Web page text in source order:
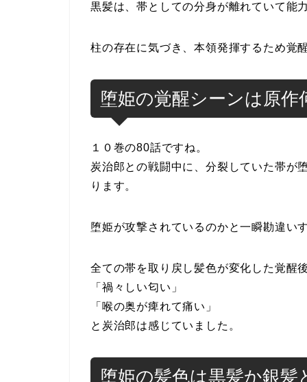
黒髪は、帯としての分身が離れていて能
柱の存在に気づき、本領発揮するため覚
堕姫の覚醒シーンは原作
１０巻の80話ですね。
炭治郎との戦闘中に、分裂していた帯が
ります。
堕姫が攻撃されているのかと一瞬勘違い
全ての帯を取り戻し髪色が変化した覚醒
「禍々しい匂い」
「喉の奥が痺れて痛い」
と炭治郎は感じていました。
堕姫の髪色は黒髪か銀